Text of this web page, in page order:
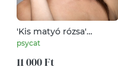
'Kis matyó rózsa'
fülbevaló
psycat
11 000 Ft